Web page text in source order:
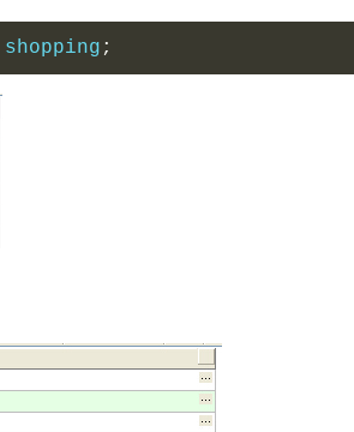
shopping ;